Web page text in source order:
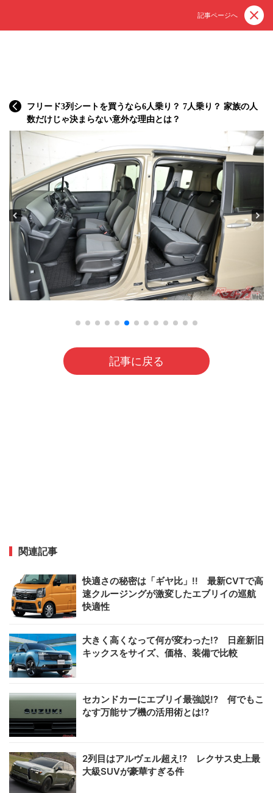
記事ページへ
フリード3列シートを買うなら6人乗り？ 7人乗り？ 家族の人
数だけじゃ決まらない意外な理由とは？
記事に戻る
関連記事
快適さの秘密は「ギヤ比」!! 最新CVTで高
速クルージングが激変したエブリイの巡航
快適性
大きく高くなって何が変わった!? 日産新旧
キックスをサイズ、価格、装備で比較
セカンドカーにエブリイ最強説!? 何でもこ
なす万能サブ機の活用術とは!?
2列目はアルヴェル超え!? レクサス史上最
大級SUVが豪華すぎる件